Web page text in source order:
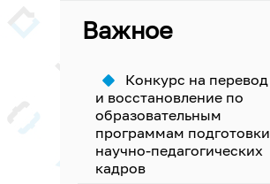
Важное
Конкурс на перевод
и восстановление по
образовательным
программам подготовки
научно-педагогических
кадров